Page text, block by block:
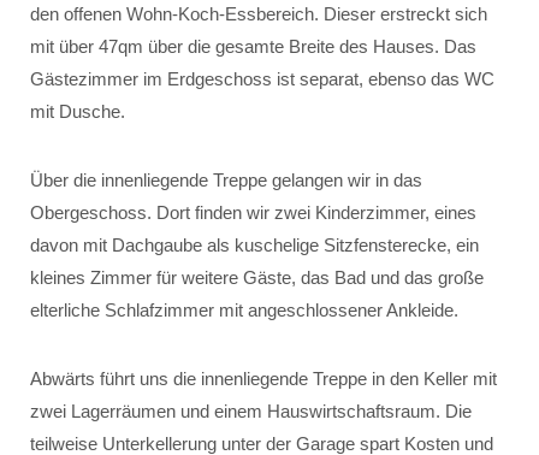
den offenen Wohn-Koch-Essbereich. Dieser erstreckt sich
mit über 47qm über die gesamte Breite des Hauses. Das
Gästezimmer im Erdgeschoss ist separat, ebenso das WC
mit Dusche.
Über die innenliegende Treppe gelangen wir in das
Obergeschoss. Dort finden wir zwei Kinderzimmer, eines
davon mit Dachgaube als kuschelige Sitzfensterecke, ein
kleines Zimmer für weitere Gäste, das Bad und das große
elterliche Schlafzimmer mit angeschlossener Ankleide.
Abwärts führt uns die innenliegende Treppe in den Keller mit
zwei Lagerräumen und einem Hauswirtschaftsraum. Die
teilweise Unterkellerung unter der Garage spart Kosten und